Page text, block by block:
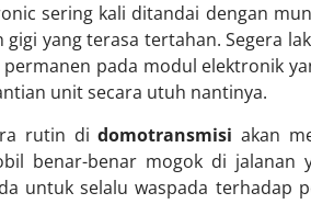
sering kali ditandai dengan
yang terasa tertahan. Segera
pada modul elektronik
unit secara utuh nantinya.
rutin didomotransmisi akan
benar-benar mogok di jalanan
untuk selalu waspada terhadap